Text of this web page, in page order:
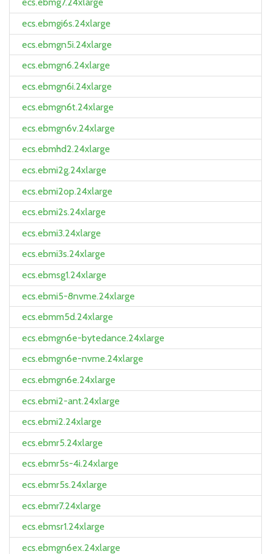
ecs.ebmg7.24xlarge
ecs.ebmgi6s.24xlarge
ecs.ebmgn5i.24xlarge
ecs.ebmgn6.24xlarge
ecs.ebmgn6i.24xlarge
ecs.ebmgn6t.24xlarge
ecs.ebmgn6v.24xlarge
ecs.ebmhd2.24xlarge
ecs.ebmi2g.24xlarge
ecs.ebmi2op.24xlarge
ecs.ebmi2s.24xlarge
ecs.ebmi3.24xlarge
ecs.ebmi3s.24xlarge
ecs.ebmsg1.24xlarge
ecs.ebmi5-8nvme.24xlarge
ecs.ebmm5d.24xlarge
ecs.ebmgn6e-bytedance.24xlarge
ecs.ebmgn6e-nvme.24xlarge
ecs.ebmgn6e.24xlarge
ecs.ebmi2-ant.24xlarge
ecs.ebmi2.24xlarge
ecs.ebmr5.24xlarge
ecs.ebmr5s-4i.24xlarge
ecs.ebmr5s.24xlarge
ecs.ebmr7.24xlarge
ecs.ebmsr1.24xlarge
ecs.ebmgn6ex.24xlarge